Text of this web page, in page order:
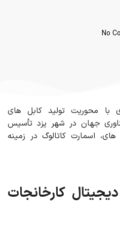
No
با محوریت تولید کابل های
جهان در شهر یزد تأسیس
اسمارت کاتالوگ در زمینه
کارخانجات